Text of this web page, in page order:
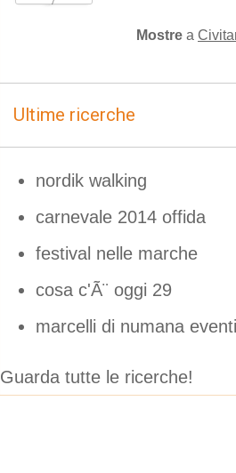
Mostre a
Ultime ricerche
nordik walking
carnevale 2014 offida
festival nelle marche
cosa c'Ã¨ oggi 29
marcelli di numana
Guarda tutte le ricerche!